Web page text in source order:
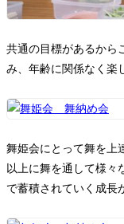
共通の目標があるから
み、年齢に関係なく楽
舞姫会にとって舞を上
以上に舞を通して様々
で蓄積されていく成長